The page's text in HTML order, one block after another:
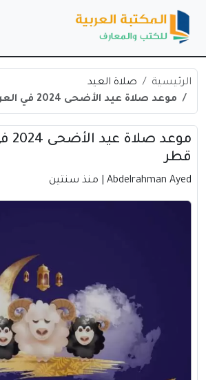
الرئيسية
صلاة العيد
موعد صلاة عيد الأضحى 2024 في العريش | قطر
قطر
Abdelrahman Ayed | منذ سنتين